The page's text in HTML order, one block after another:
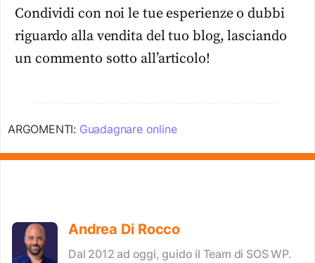
Condividi con noi le tue esperienze o dubbi
riguardo alla vendita del tuo blog, lasciando
un commento sotto all’articolo!
ARGOMENTI: Guadagnare online
Andrea Di Rocco
Dal 2012 ad oggi, guido il Team di SOS WP.